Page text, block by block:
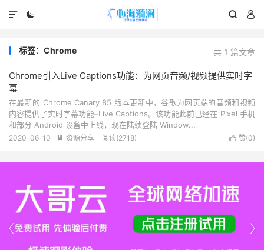
  

共 1 篇文章
标签：Chrome
Chrome引入Live Captions功能：为网页音频/视频提供实时字
幕
在最新的 Chrome Canary 85 版本更新中，谷歌为网页端的音频和视频
内容提供了实时字幕功能–Live Captions。该功能此前已经在 Pixel 手机
和部分 Android 设备中上线，现在陆续登陆 Window...
 赞(0)
2020-06-10  资源分享 阅读(2718)

